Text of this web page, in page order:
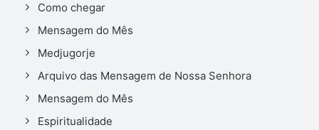
Como chegar
Mensagem do Mês
Medjugorje
Arquivo das Mensagem de Nossa Senhora
Mensagem do Mês
Espiritualidade